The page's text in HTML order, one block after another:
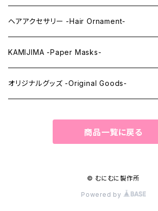
まつ毛 -Eyelash-
上半身タイツ -Upper Body Suits-
カスタム用品 -Custom Tools-
ウィッグメンテナンス -Wig Maintenance-
ヘアアクセサリー -Hair Ornament-
KAMIJIMA -Paper Masks-
ペーパーマスク -Paper Masks-
オリジナルグッズ -Original Goods-
商品一覧に戻る
© むにむに製作所
Powered by